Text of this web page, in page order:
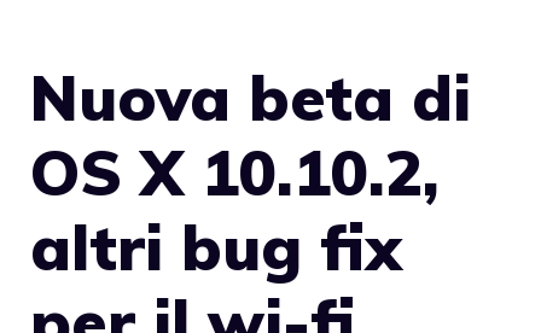
Nuova beta di
OS X 10.10.2,
altri bug fix